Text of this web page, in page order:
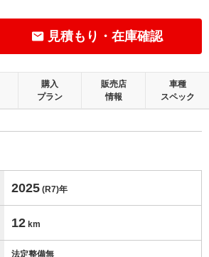
汚れなどがほぼない、とても綺麗な状態です。
ヘコミなどがほぼない、とても綺麗な状態で
見積もり・在庫確認
購入
プラン
販売店
情報
車種
スペック
2025 (R7)年
12 km
法定整備無